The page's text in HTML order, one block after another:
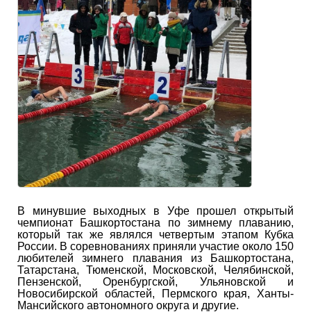
В минувшие выходных в Уфе прошел открытый
чемпионат Башкортостана по зимнему плаванию,
который так же являлся четвертым этапом Кубка
России. В соревнованиях приняли участие около 150
любителей зимнего плавания из Башкортостана,
Татарстана, Тюменской, Московской, Челябинской,
Пензенской, Оренбургской, Ульяновской и
Новосибирской областей, Пермского края, Ханты-
Мансийского автономного округа и другие.